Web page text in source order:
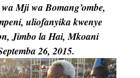
Mji wa Bomang’ombe,
uliofanyika kwenye
Jimbo la Hai, Mkoani
26, 2015.